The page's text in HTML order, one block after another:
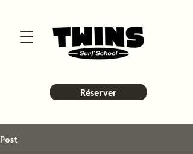
Réserver
Post